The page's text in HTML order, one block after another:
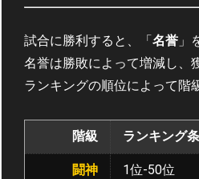
試合に勝利すると、「 名誉 」
名誉は勝敗によって増減し、
ランキングの順位によって階
階級 ランキング
闘神 1位-50位